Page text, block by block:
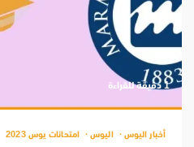
‫1 دقيقة للقراءة
أخبار اليوس اليوس امتحانات يوس 2023